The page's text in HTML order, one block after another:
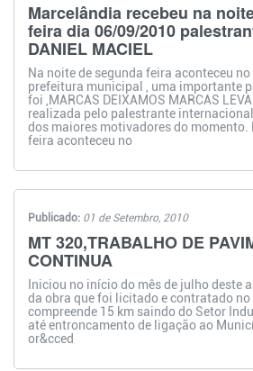
Marcelândia recebeu na
feira dia 06/09/2010
DANIEL MACIEL
Na noite de segunda feira aconteceu
prefeitura municipal , uma importante
foi ,MARCAS DEIXAMOS MARCAS
realizada pelo palestrante
dos maiores motivadores do momento.
feira aconteceu no
Publicado: 01 de Setembro, 2010
MT 320,TRABALHO DE
CONTINUA
Iniciou no início do mês de julho deste
da obra que foi licitado e contratado no
compreende 15 km saindo do Setor
até entroncamento de ligação ao
or&cced